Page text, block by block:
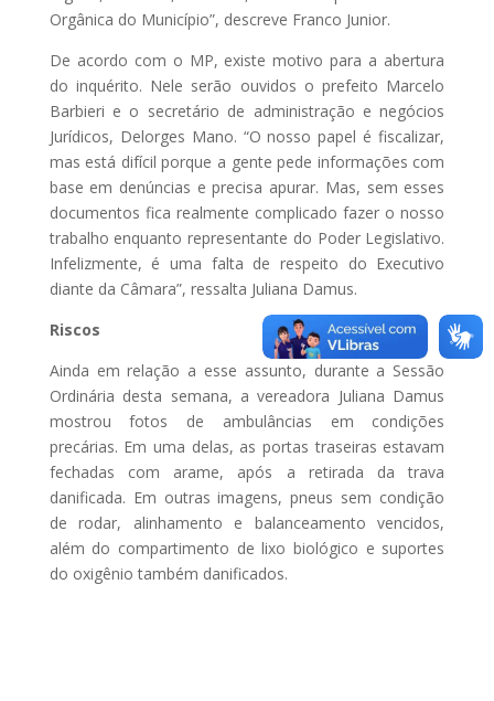
Orgânica do Município”, descreve Franco Junior.
De acordo com o MP, existe motivo para a abertura
do inquérito. Nele serão ouvidos o prefeito Marcelo
Barbieri e o secretário de administração e negócios
Jurídicos, Delorges Mano. “O nosso papel é fiscalizar,
mas está difícil porque a gente pede informações com
base em denúncias e precisa apurar. Mas, sem esses
documentos fica realmente complicado fazer o nosso
trabalho enquanto representante do Poder Legislativo.
Infelizmente, é uma falta de respeito do Executivo
diante da Câmara”, ressalta Juliana Damus.
Riscos
Ainda em relação a esse assunto, durante a Sessão
Ordinária desta semana, a vereadora Juliana Damus
mostrou fotos de ambulâncias em condições
precárias. Em uma delas, as portas traseiras estavam
fechadas com arame, após a retirada da trava
danificada. Em outras imagens, pneus sem condição
de rodar, alinhamento e balanceamento vencidos,
além do compartimento de lixo biológico e suportes
do oxigênio também danificados.